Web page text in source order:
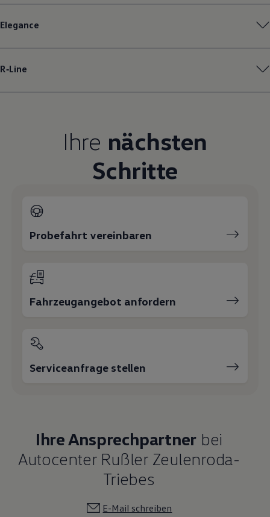
Elegance
R‑Line
Ihre nächsten
Schritte
Probefahrt vereinbaren
Fahrzeugangebot anfordern
Serviceanfrage stellen
Ihre Ansprechpartner bei
Autocenter Rußler Zeulenroda-
Triebes
E-Mail schreiben